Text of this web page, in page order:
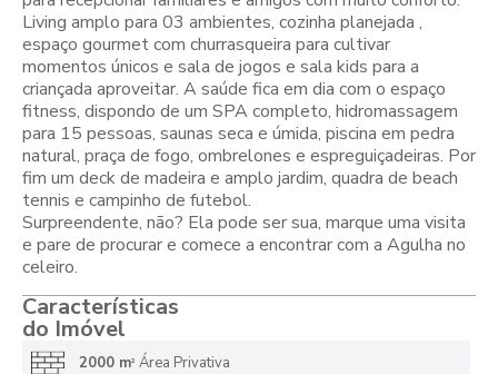
Living amplo para 03 ambientes, cozinha planejada ,
espaço gourmet com churrasqueira para cultivar
momentos únicos e sala de jogos e sala kids para a
criançada aproveitar. A saúde fica em dia com o espaço
fitness, dispondo de um SPA completo, hidromassagem
para 15 pessoas, saunas seca e úmida, piscina em pedra
natural, praça de fogo, ombrelones e espreguiçadeiras. Por
fim um deck de madeira e amplo jardim, quadra de beach
tennis e campinho de futebol.
Surpreendente, não? Ela pode ser sua, marque uma visita
e pare de procurar e comece a encontrar com a Agulha no
celeiro.
Características
do Imóvel
2000 m2 Área Privativa